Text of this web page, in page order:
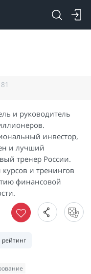
и руководитель
инвестор,
и лучший
тренер России.
и тренингов
финансовой